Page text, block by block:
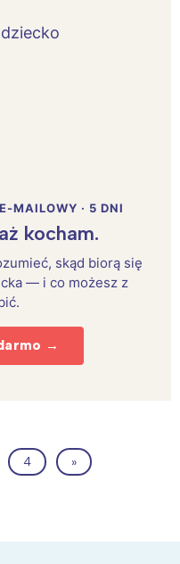
MAILOWY · 5 DNI
kocham.
skąd biorą się
— i co możesz z
→
4 »